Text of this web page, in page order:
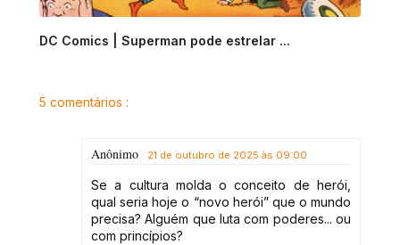
DC Comics | Superman pode estrelar ...
5 comentários :
Anônimo 21 de outubro de 2025 às 09:00
Se a cultura molda o conceito de herói,
qual seria hoje o “novo herói” que o mundo
precisa? Alguém que luta com poderes... ou
com princípios?